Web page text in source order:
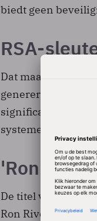
biedt geen
RSA-
Dat maakt het
genereren van
significant
systemen, zoals
'Ron was
De titel van de
Ron Rivest, die